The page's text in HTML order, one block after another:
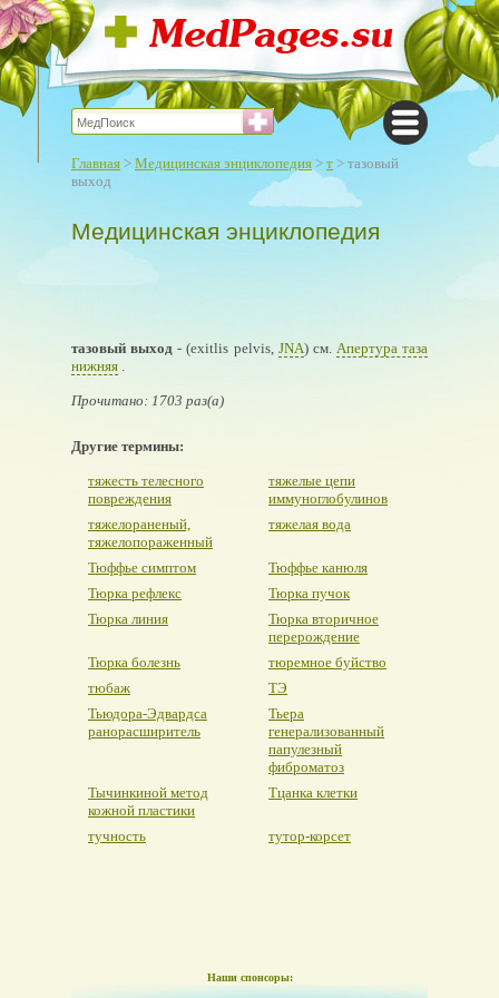
Главная > Медицинская энциклопедия > т > тазовый
выход
Медицинская энциклопедия
тазовый выход - (exitlis pelvis, JNA) см. Апертура таза
нижняя .
Прочитано: 1703 раз(а)
Другие термины:
тяжесть телесного
повреждения
тяжелые цепи
иммуноглобулинов
тяжелораненый,
тяжелопораженный
тяжелая вода
Тюффье симптом
Тюффье канюля
Тюрка рефлекс
Тюрка пучок
Тюрка линия
Тюрка вторичное
перерождение
Тюрка болезнь
тюремное буйство
тюбаж
ТЭ
Тьюдора-Эдвардса
ранорасширитель
Тьера
генерализованный
папулезный
фиброматоз
Тычинкиной метод
кожной пластики
Тцанка клетки
тучность тутор-корсет
Наши спонсоры: